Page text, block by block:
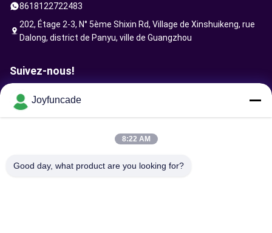
8618122722483
202, Étage 2-3, N° 5ème Shixin Rd, Village de Xinshuikeng, rue
Dalong, district de Panyu, ville de Guangzhou
Suivez-nous!
Joyfuncade
8:22 AM
Good day, what product are you looking for?